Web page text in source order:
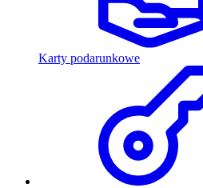
Karty podarunkowe